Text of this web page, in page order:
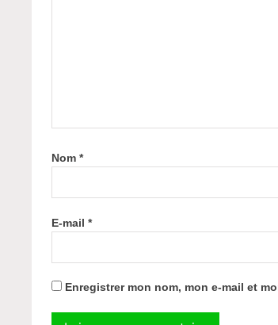
Nom*
E-mail*
Enregistrer mon nom, mon e-mail et